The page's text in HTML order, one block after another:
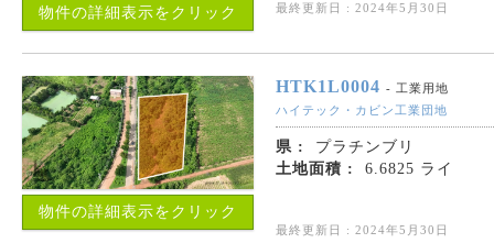
物件の詳細表示をクリック 最終更新日 : 2024年5月30日
物件の詳細表示をクリック
HTK1L0004 - 工業用地
ハイテック・カビン工業団地
県 :
プラチンブリ
土地面積 :
6.6825 ライ
最終更新日 : 2024年5月30日